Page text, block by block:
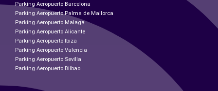
Parking Aeropuerto Barcelona
Parking Aeropuerto Palma de Mallorca
Parking Aeropuerto Malaga
Parking Aeropuerto Alicante
Parking Aeropuerto Ibiza
Parking Aeropuerto Valencia
Parking Aeropuerto Sevilla
Parking Aeropuerto Bilbao